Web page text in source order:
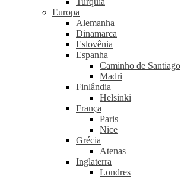
Europa
Alemanha
Dinamarca
Eslovênia
Espanha
Caminho de Santiago
Madri
Finlândia
Helsinki
França
Paris
Nice
Grécia
Atenas
Inglaterra
Londres